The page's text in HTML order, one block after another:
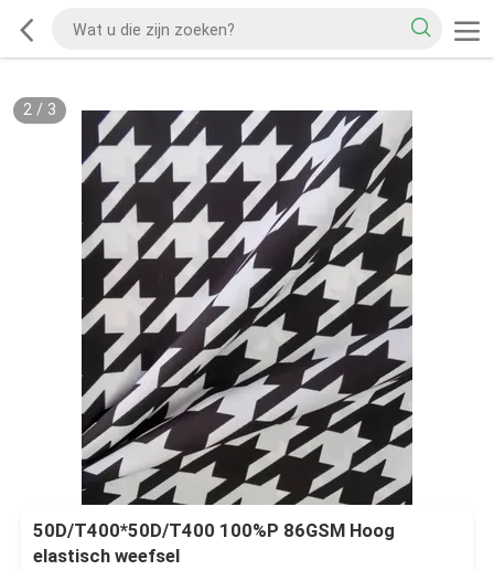
2/ 3
50D/T400*50D/T400 100%P 86GSM Hoog
elastisch weefsel